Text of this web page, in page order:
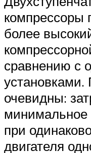
компрессоры
более
сравнению с
очевидны:
минимальное
при
двигателя